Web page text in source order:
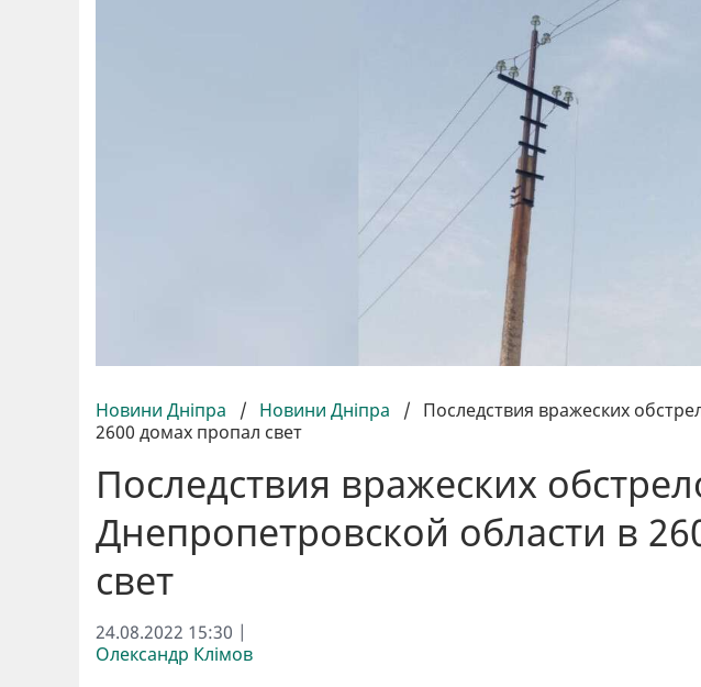
Новини Дніпра / Новини Дніпра / Последствия вражеских
2600 домах пропал свет
Последствия вражеских
Днепропетровской области в
свет
24.08.2022 15:30 |
Олександр Клімов